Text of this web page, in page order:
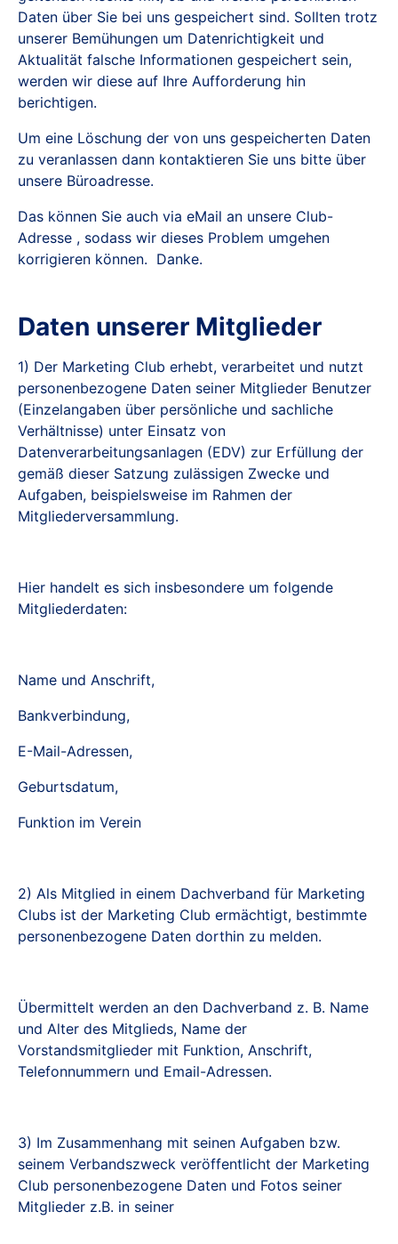
Daten über Sie bei uns gespeichert sind. Sollten trotz
unserer Bemühungen um Datenrichtigkeit und
Aktualität falsche Informationen gespeichert sein,
werden wir diese auf Ihre Aufforderung hin
berichtigen.
Um eine Löschung der von uns gespeicherten Daten
zu veranlassen dann kontaktieren Sie uns bitte über
unsere Büroadresse.
Das können Sie auch via eMail an unsere Club-
Adresse , sodass wir dieses Problem umgehen
korrigieren können. Danke.
Daten unserer Mitglieder
1) Der Marketing Club erhebt, verarbeitet und nutzt
personenbezogene Daten seiner Mitglieder Benutzer
(Einzelangaben über persönliche und sachliche
Verhältnisse) unter Einsatz von
Datenverarbeitungsanlagen (EDV) zur Erfüllung der
gemäß dieser Satzung zulässigen Zwecke und
Aufgaben, beispielsweise im Rahmen der
Mitgliederversammlung.
Hier handelt es sich insbesondere um folgende
Mitgliederdaten:
Name und Anschrift,
Bankverbindung,
E-Mail-Adressen,
Geburtsdatum,
Funktion im Verein
2) Als Mitglied in einem Dachverband für Marketing
Clubs ist der Marketing Club ermächtigt, bestimmte
personenbezogene Daten dorthin zu melden.
Übermittelt werden an den Dachverband z. B. Name
und Alter des Mitglieds, Name der
Vorstandsmitglieder mit Funktion, Anschrift,
Telefonnummern und Email-Adressen.
3) Im Zusammenhang mit seinen Aufgaben bzw.
seinem Verbandszweck veröffentlicht der Marketing
Club personenbezogene Daten und Fotos seiner
Mitglieder z.B. in seiner